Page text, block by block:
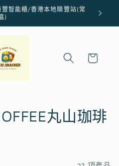
智能櫃/香港本地順豐站(常
)
物
丸山珈琲